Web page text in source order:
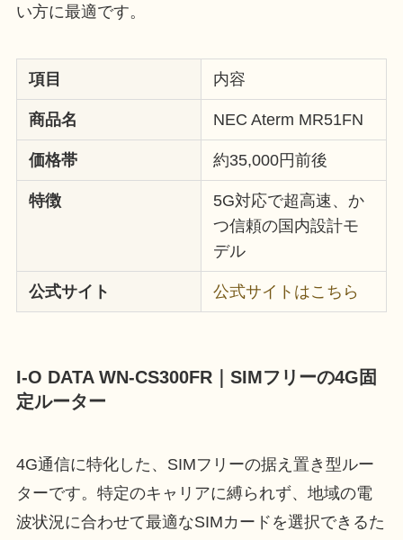
い方に最適です。
項目 内容
商品名 NEC Aterm MR51FN
価格帯 約35,000円前後
特徴
5G対応で超高速、か
つ信頼の国内設計モ
デル
公式サイト 公式サイトはこちら
I-O DATA WN-CS300FR｜SIMフリーの4G固
定ルーター
4G通信に特化した、SIMフリーの据え置き型ルー
ターです。特定のキャリアに縛られず、地域の電
波状況に合わせて最適なSIMカードを選択できるた